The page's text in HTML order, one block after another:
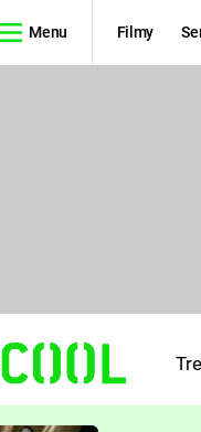
Menu Filmy